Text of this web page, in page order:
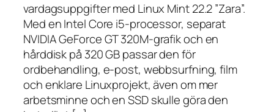
vardagsuppgifter med Linux Mint 22.2 ”Zara”.
Med en Intel Core i5-processor, separat
NVIDIA GeForce GT 320M-grafik och en
hårddisk på 320 GB passar den för
ordbehandling, e-post, webbsurfning, film
och enklare Linuxprojekt, även om mer
arbetsminne och en SSD skulle göra den